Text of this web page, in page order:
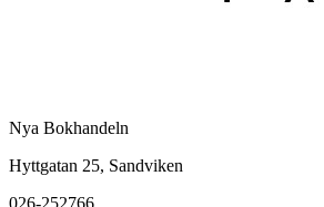
Nya Bokhandeln
Hyttgatan 25, Sandviken
026-252766